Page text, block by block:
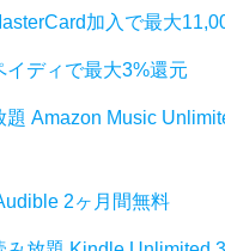
加入で最大
イディで最大3%還元
題 Amazon Music
2ヶ月間無料